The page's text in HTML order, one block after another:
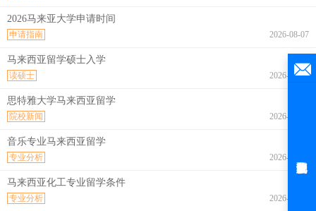
2026马来亚大学申请时间
2026-08-07
申请指南
马来西亚留学硕士入学
2026-08-07
读硕士
思特雅大学马来西亚留学
2026-08-07
院校新闻
音乐专业马来西亚留学
2026-08-07
专业分析
马来西亚化工专业留学条件
2026-08-07
专业分析